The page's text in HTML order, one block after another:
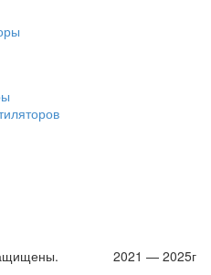
защищены. 2021 — 2025г